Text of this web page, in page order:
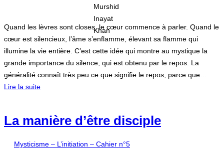
Quand les lèvres sont closes, le cœur commence à parler. Quand le
cœur est silencieux, l’âme s’enflamme, élevant sa flamme qui
illumine la vie entière. C’est cette idée qui montre au mystique la
grande importance du silence, qui est obtenu par le repos. La
généralité connaît très peu ce que signifie le repos, parce que…
Lire la suite
La manière d’être disciple
Mysticisme – L’initiation – Cahier n°5